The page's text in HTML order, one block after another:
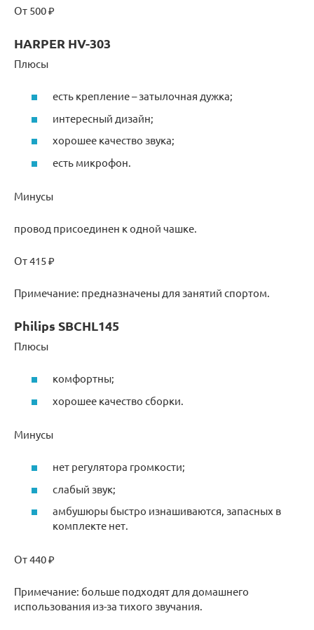
От 500 ₽
HARPER HV-303
Плюсы
есть крепление – затылочная дужка;
интересный дизайн;
хорошее качество звука;
есть микрофон.
Минусы
провод присоединен к одной чашке.
От 415 ₽
Примечание: предназначены для занятий спортом.
Philips SBCHL145
Плюсы
комфортны;
хорошее качество сборки.
Минусы
нет регулятора громкости;
слабый звук;
амбушюры быстро изнашиваются, запасных в
комплекте нет.
От 440 ₽
Примечание: больше подходят для домашнего
использования из-за тихого звучания.